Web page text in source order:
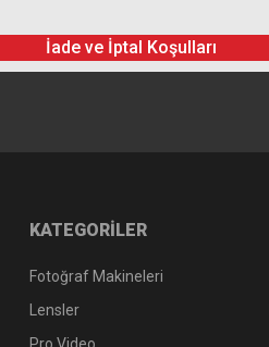
İade ve İptal Koşulları
KATEGORİLER
Fotoğraf Makineleri
Lensler